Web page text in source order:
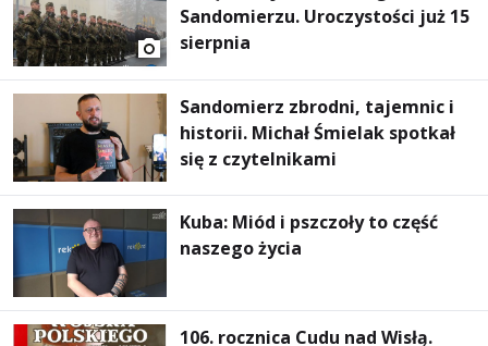
Sandomierzu. Uroczystości już 15
sierpnia
Sandomierz zbrodni, tajemnic i
historii. Michał Śmielak spotkał
się z czytelnikami
Kuba: Miód i pszczoły to część
naszego życia
106. rocznica Cudu nad Wisłą.